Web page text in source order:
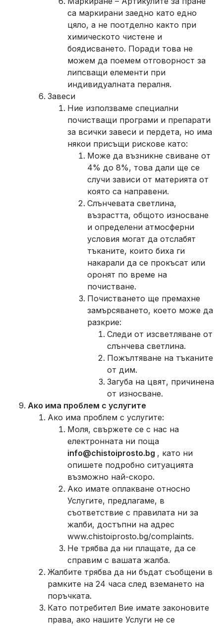
са маркирани заедно като едно
цяло, а не поотделно както при
химическото чистене и
боядисването. Поради това не
можем да поемем отговорност за
липсващи елементи при
индивидуалната пералня.
Завеси
Ние използваме специални
почистващи програми и препарати
за всички завеси и пердета, но има
някои присъщи рискове като:
Може да възникне свиване от
4% до 8%, това дали ще се
случи зависи от материята от
която са направени.
Слънчевата светлина,
възрастта, общото износване
и определени атмосферни
условия могат да отслабят
тъканите, които биха ги
накарали да се прокъсат или
оронят по време на
почистване.
Почистването ще премахне
замърсяването, което може да
разкрие:
Следи от изсветляване от
слънчева светлина.
Пожълтяване на тъканите
от дим.
Загуба на цвят, причинена
от износване.
Ако има проблем с услугите
Ако има проблем с услугите:
Моля, свържете се с нас на
електронната ни поща
info@chistoiprosto.bg , като ни
опишете подробно ситуацията
възможно най-скоро.
Ако имате оплакване относно
Услугите, предлагаме, в
съответствие с правилата ни за
жалби, достъпни на адрес
www.chistoiprosto.bg/complaints.
Не трябва да ни плащате, да се
справим с вашата жалба.
Жалбите трябва да ни бъдат съобщени в
рамките на 24 часа след вземането на
поръчката.
Като потребител Вие имате законовите
права, ако нашите Услуги не се